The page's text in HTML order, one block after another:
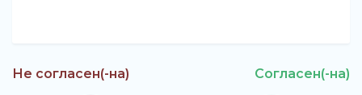
Не согласен(-на) Согласен(-на)